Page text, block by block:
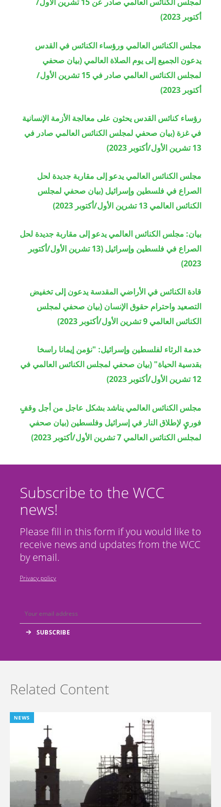
أكتوبر 2023)
مجلس الكنائس العالمي ورؤساء الكنائس في القدس
يدعون الجميع إلى يوم الصلاة العالمي (بيان صحفي
لمجلس الكنائس العالمي صادر في 15 تشرين الأول/
أكتوبر 2023)
رؤساء كنائس القدس يحثون على معالجة الأزمة الإنسانية
في غزة (بيان صحفي لمجلس الكنائس العالمي صادر في
13 تشرين الأول/أكتوبر 2023)
مجلس الكنائس العالمي يدعو إلى مقاربة جديدة لحل
الصراع في فلسطين وإسرائيل (بيان صحفي لمجلس
الكنائس العالمي 13 تشرين الأول/أكتوبر 2023)
بيان: مجلس الكنائس العالمي يدعو إلى مقاربة جديدة لحل
الصراع في فلسطين وإسرائيل (13 تشرين الأول/أكتوبر
2023)
قادة الكنائس في الأراضي المقدسة يدعون إلى تخفيض
التصعيد واحترام حقوق الإنسان (بيان صحفي لمجلس
الكنائس العالمي 9 تشرين الأول/أكتوبر 2023)
خدمة الرثاء لفلسطين وإسرائيل: "نؤمن إيمانا راسخا
بقدسية الحياة" (بيان صحفي لمجلس الكنائس العالمي في
12 تشرين الأول/أكتوبر 2023)
مجلس الكنائس العالمي يناشد بشكل عاجل من أجل وقفٍ
فوريٍ لإطلاق النار في إسرائيل وفلسطين (بيان صحفي
لمجلس الكنائس العالمي 7 تشرين الأول/أكتوبر 2023)
Subscribe to the WCC
news!
Please fill in this form if you would like to
receive news and updates from the WCC
by email.
Privacy policy
Related Content
NEWS